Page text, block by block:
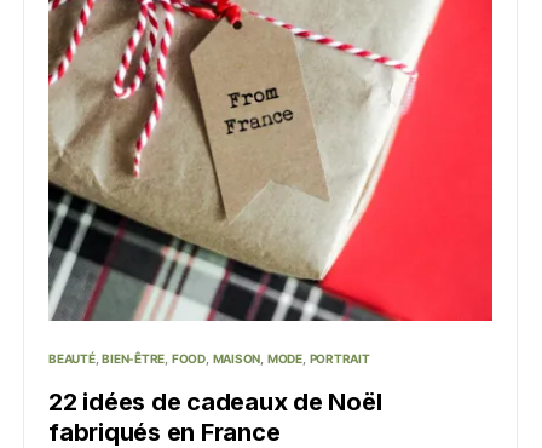
BEAUTÉ BIEN-ÊTRE FOOD MAISON MODE PORTRAIT
22 idées de cadeaux de Noël
fabriqués en France